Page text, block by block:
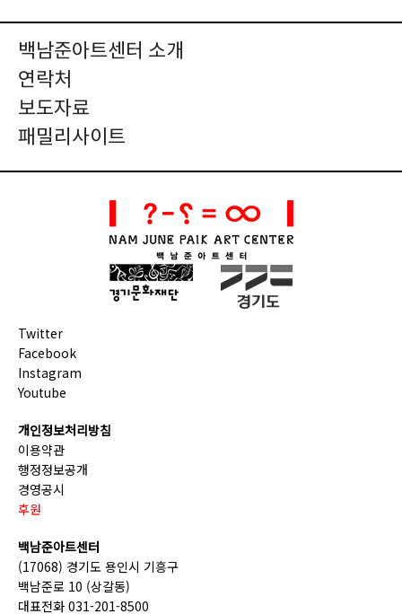
백남준아트센터 소개
연락처
보도자료
패밀리사이트
Twitter
Facebook
Instagram
Youtube
개인정보처리방침
이용약관
행정정보공개
경영공시
후원
백남준아트센터
(17068) 경기도 용인시 기흥구
백남준로 10 (상갈동)
대표전화 031-201-8500